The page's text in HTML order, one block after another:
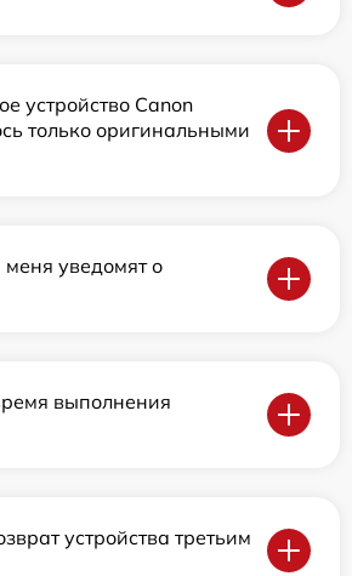
устройство Canon
только оригинальными
уведомят о
выполнения
устройства третьим